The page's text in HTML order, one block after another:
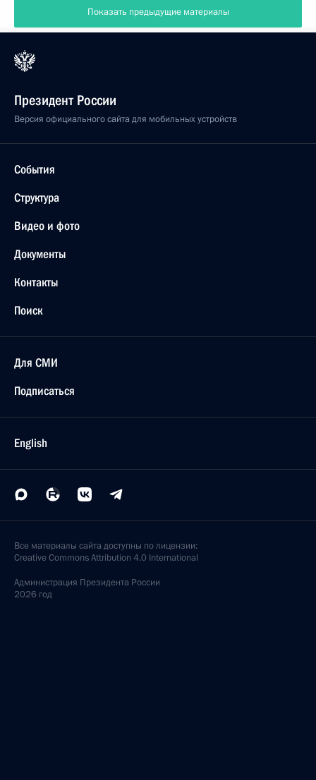
Показать предыдущие материалы
Президент России
Версия официального сайта для мобильных устройств
События
Структура
Видео и фото
Документы
Контакты
Поиск
Для СМИ
Подписаться
English
Все материалы сайта доступны по лицензии:
Creative Commons Attribution 4.0 International
Администрация Президента России
2026 год